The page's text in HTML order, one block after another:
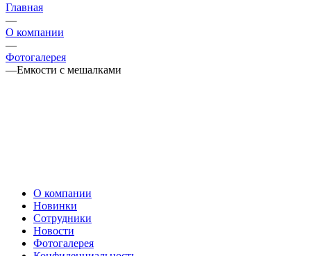
Главная
—
О компании
—
Фотогалерея
—Емкости с мешалками
О компании
Новинки
Сотрудники
Новости
Фотогалерея